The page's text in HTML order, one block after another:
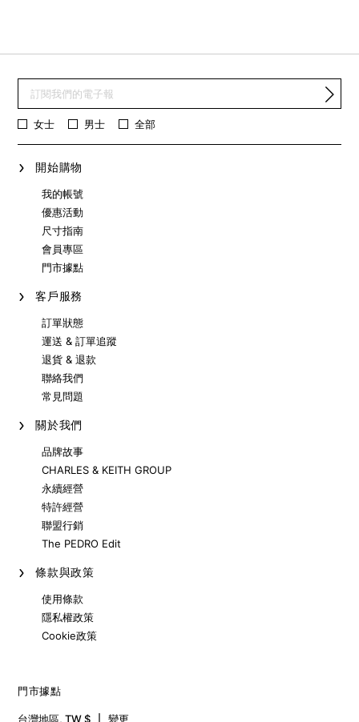
女士 男士 全部
開始購物
我的帳號
優惠活動
尺寸指南
會員專區
門市據點
客戶服務
訂單狀態
運送 & 訂單追蹤
退貨 & 退款
聯絡我們
常見問題
關於我們
品牌故事
CHARLES & KEITH GROUP
永續經營
特許經營
聯盟行銷
The PEDRO Edit
條款與政策
使用條款
隱私權政策
Cookie政策
門市據點
台灣地區,TW $ 變更